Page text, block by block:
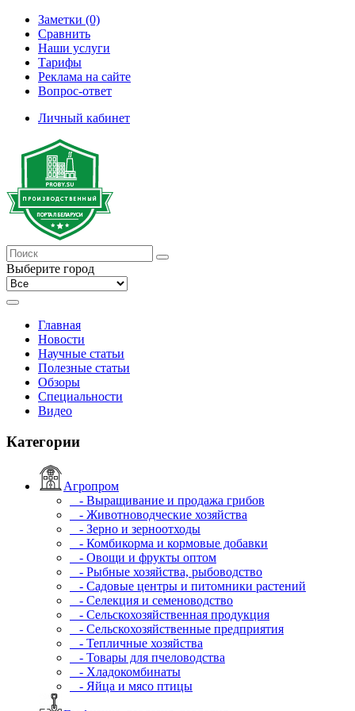
Заметки (0)
Сравнить
Наши услуги
Тарифы
Реклама на сайте
Вопрос-ответ
Личный кабинет
Выберите город
Главная
Новости
Научные статьи
Полезные статьи
Обзоры
Специальности
Видео
Категории
Агропром
- Выращивание и продажа грибов
- Животноводческие хозяйства
- Зерно и зерноотходы
- Комбикорма и кормовые добавки
- Овощи и фрукты оптом
- Рыбные хозяйства, рыбоводство
- Садовые центры и питомники растений
- Селекция и семеноводство
- Сельскохозяйственная продукция
- Сельскохозяйственные предприятия
- Тепличные хозяйства
- Товары для пчеловодства
- Хладокомбинаты
- Яйца и мясо птицы